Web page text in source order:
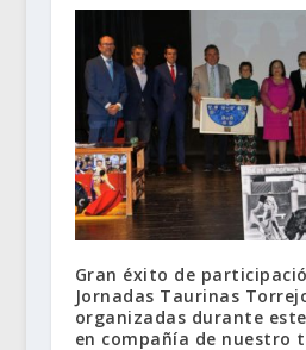
Gran éxito de
Jornadas Taurinas
organizadas durante
en compañía de nuestro